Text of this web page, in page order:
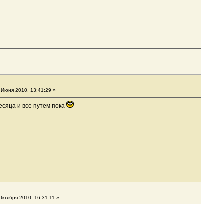
Июня 2010, 13:41:29 »
и все путем пока
2010, 16:31:11 »